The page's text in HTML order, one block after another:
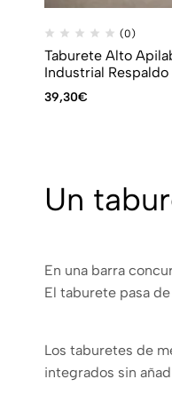
(0)
Taburete Alto
Industrial Respaldo
39,30€
Un
En una barra
El taburete pasa
Los taburetes de
integrados sin